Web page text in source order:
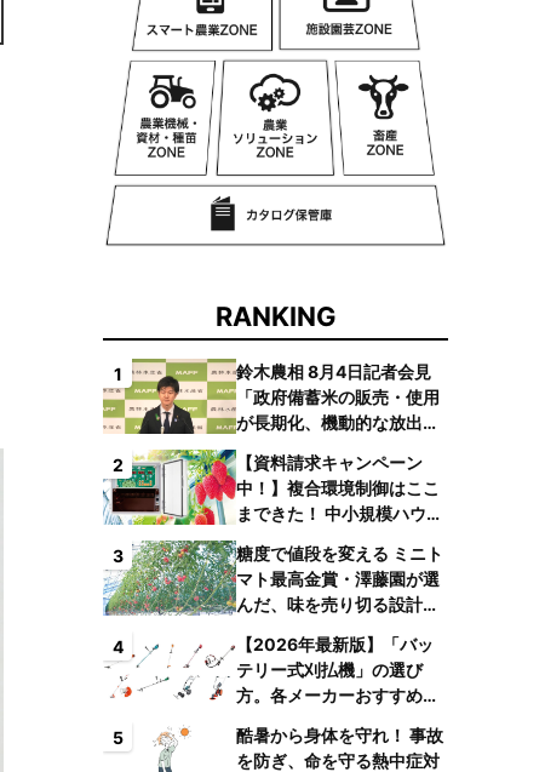
RANKING
1
鈴木農相 8月4日記者会見
「政府備蓄米の販売・使用
が長期化、機動的な放出体
2
【資料請求キャンペーン
中！】複合環境制御はここ
まできた！ 中小規模ハウス
複合環境制御装置が誕生
3
糖度で値段を変える ミニト
マト最高金賞・澤藤園が選
んだ、味を売り切る設計と
4
【2026年最新版】「バッ
テリー式刈払機」の選び
方。各メーカーおすすめ機
5
酷暑から身体を守れ！ 事故
を防ぎ、命を守る熱中症対